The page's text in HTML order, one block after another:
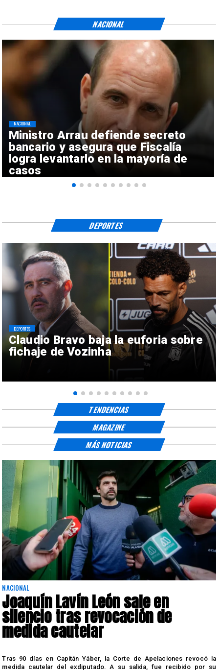
Ministro Arrau defiende secreto
bancario y asegura que Fiscalía
logra levantarlo en la mayoría de
casos
NACIONAL
NACIONAL
Claudio Bravo baja la euforia sobre
fichaje de Vozinha
DEPORTES
DEPORTES
TENDENCIAS
MAGAZINE
NACIONAL
Joaquín Lavín León sale en
silencio tras revocación de
medida cautelar
Tras 90 días en Capitán Yáber, la Corte de Apelaciones revocó la
medida cautelar del exdiputado. A su salida, fue recibido por su
MÁS NOTICIAS